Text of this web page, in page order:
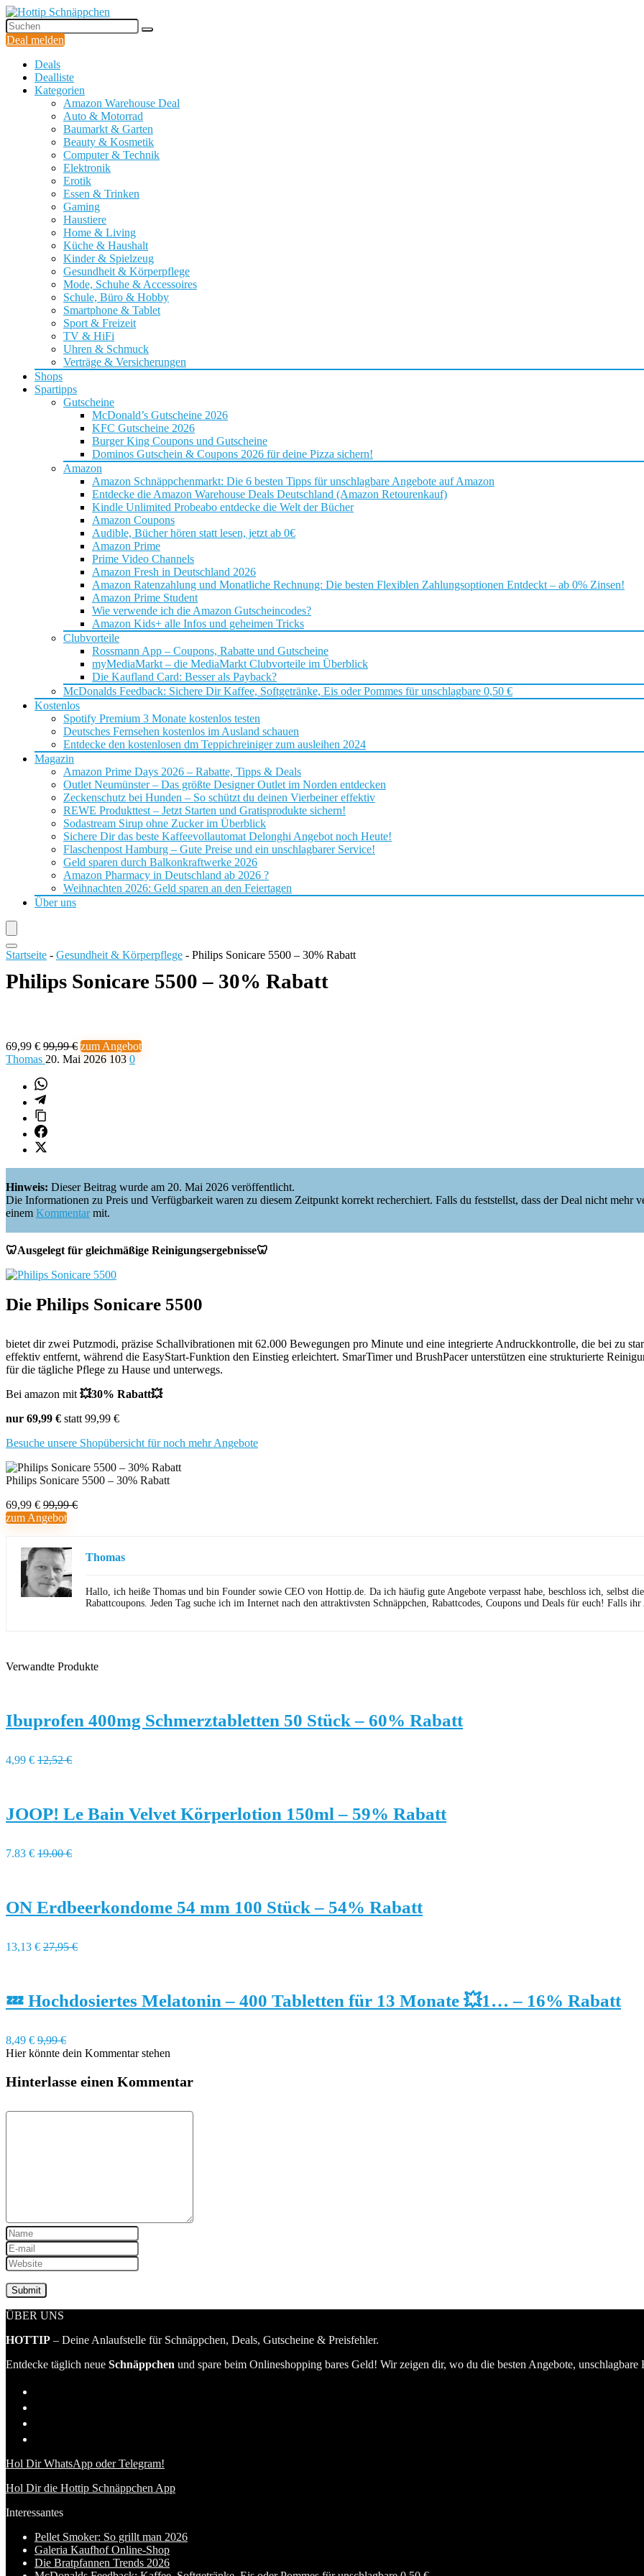
Deal melden
Deals
Dealliste
Kategorien
Amazon Warehouse Deal
Auto & Motorrad
Baumarkt & Garten
Beauty & Kosmetik
Computer & Technik
Elektronik
Erotik
Essen & Trinken
Gaming
Haustiere
Home & Living
Küche & Haushalt
Kinder & Spielzeug
Gesundheit & Körperpflege
Mode, Schuhe & Accessoires
Schule, Büro & Hobby
Smartphone & Tablet
Sport & Freizeit
TV & HiFi
Uhren & Schmuck
Verträge & Versicherungen
Shops
Spartipps
Gutscheine
McDonald’s Gutscheine 2026
KFC Gutscheine 2026
Burger King Coupons und Gutscheine
Dominos Gutschein & Coupons 2026 für deine Pizza sichern!
Amazon
Amazon Schnäppchenmarkt: Die 6 besten Tipps für unschlagbare Angebote auf Amazon
Entdecke die Amazon Warehouse Deals Deutschland (Amazon Retourenkauf)
Kindle Unlimited Probeabo entdecke die Welt der Bücher
Amazon Coupons
Audible, Bücher hören statt lesen, jetzt ab 0€
Amazon Prime
Prime Video Channels
Amazon Fresh in Deutschland 2026
Amazon Ratenzahlung und Monatliche Rechnung: Die besten Flexiblen Zahlungsoptionen Entdeckt – ab 0% Zinsen!
Amazon Prime Student
Wie verwende ich die Amazon Gutscheincodes?
Amazon Kids+ alle Infos und geheimen Tricks
Clubvorteile
Rossmann App – Coupons, Rabatte und Gutscheine
myMediaMarkt – die MediaMarkt Clubvorteile im Überblick
Die Kaufland Card: Besser als Payback?
McDonalds Feedback: Sichere Dir Kaffee, Softgetränke, Eis oder Pommes für unschlagbare 0,50 €
Kostenlos
Spotify Premium 3 Monate kostenlos testen
Deutsches Fernsehen kostenlos im Ausland schauen
Entdecke den kostenlosen dm Teppichreiniger zum ausleihen 2024
Magazin
Amazon Prime Days 2026 – Rabatte, Tipps & Deals
Outlet Neumünster – Das größte Designer Outlet im Norden entdecken
Zeckenschutz bei Hunden – So schützt du deinen Vierbeiner effektiv
REWE Produkttest – Jetzt Starten und Gratisprodukte sichern!
Sodastream Sirup ohne Zucker im Überblick
Sichere Dir das beste Kaffeevollautomat Delonghi Angebot noch Heute!
Flaschenpost Hamburg – Gute Preise und ein unschlagbarer Service!
Geld sparen durch Balkonkraftwerke 2026
Amazon Pharmacy in Deutschland ab 2026 ?
Weihnachten 2026: Geld sparen an den Feiertagen
Über uns
Startseite - Gesundheit & Körperpflege - Philips Sonicare 5500 – 30% Rabatt
Philips Sonicare 5500 – 30% Rabatt
69,99 € 99,99 € zum Angebot
Thomas 20. Mai 2026 103 0
Hinweis: Dieser Beitrag wurde am 20. Mai 2026 veröffentlicht.
Die Informationen zu Preis und Verfügbarkeit waren zu diesem Zeitpunkt korrekt recherchiert. Falls du feststellst, dass der Deal nicht mehr
einem Kommentarmit.
🦷Ausgelegt für gleichmäßige Reinigungsergebnisse🦷
Die Philips Sonicare 5500
bietet dir zwei Putzmodi, präzise Schallvibrationen mit 62.000 Bewegungen pro Minute und eine integrierte Andruckkontrolle, die bei zu
effektiv entfernt, während die EasyStart-Funktion den Einstieg erleichtert. SmarTimer und BrushPacer unterstützen eine strukturierte
für die tägliche Pflege zu Hause und unterwegs.
Bei amazon mit 💥30% Rabatt💥
nur 69,99 € statt 99,99 €
Besuche unsere Shopübersicht für noch mehr Angebote
Philips Sonicare 5500 – 30% Rabatt
69,99 € 99,99 €
zum Angebot
Thomas
Hallo, ich heiße Thomas und bin Founder sowie CEO von Hottip.de. Da ich häufig gute Angebote verpasst habe, beschloss ich, selbst
Rabattcoupons. Jeden Tag suche ich im Internet nach den attraktivsten Schnäppchen, Rabattcodes, Coupons und Deals für euch!
Verwandte Produkte
Ibuprofen 400mg Schmerztabletten 50 Stück – 60% Rabatt
4,99 € 12,52 €
JOOP! Le Bain Velvet Körperlotion 150ml – 59% Rabatt
7.83 € 19.00 €
ON Erdbeerkondome 54 mm 100 Stück – 54% Rabatt
13,13 € 27,95 €
💤 Hochdosiertes Melatonin – 400 Tabletten für 13 Monate 💥1… – 16% Rabatt
8,49 € 9,99 €
Hier könnte dein Kommentar stehen
Hinterlasse einen Kommentar
ÜBER UNS
HOTTIP – Deine Anlaufstelle für Schnäppchen, Deals, Gutscheine & Preisfehler.
Entdecke täglich neue Schnäppchen und spare beim Onlineshopping bares Geld! Wir zeigen dir, wo du die besten Angebote, unschlagbare
Hol Dir WhatsApp oder Telegram!
Hol Dir die Hottip Schnäppchen App
Interessantes
Pellet Smoker: So grillt man 2026
Galeria Kaufhof Online-Shop
Die Bratpfannen Trends 2026